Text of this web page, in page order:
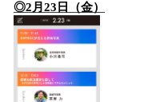
◎2月23日（金）